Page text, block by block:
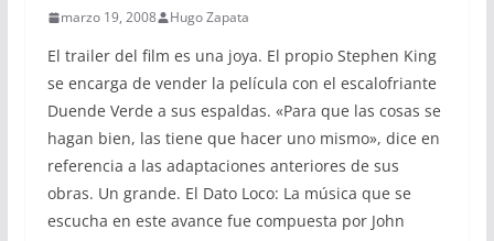
marzo 19, 2008 Hugo Zapata
El trailer del film es una joya. El propio Stephen King
se encarga de vender la película con el escalofriante
Duende Verde a sus espaldas. «Para que las cosas se
hagan bien, las tiene que hacer uno mismo», dice en
referencia a las adaptaciones anteriores de sus
obras. Un grande. El Dato Loco: La música que se
escucha en este avance fue compuesta por John